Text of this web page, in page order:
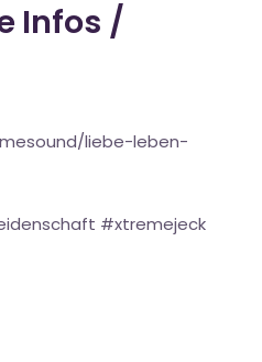
Infos /
liebe-leben-
#xtremejeck